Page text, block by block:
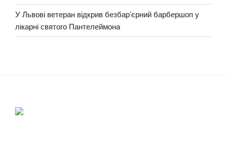
У Львові ветеран відкрив безбар’єрний барбершоп у
лікарні святого Пантелеймона